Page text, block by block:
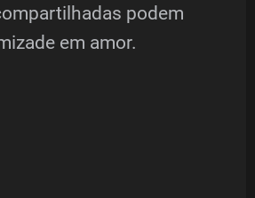
podem
em amor.